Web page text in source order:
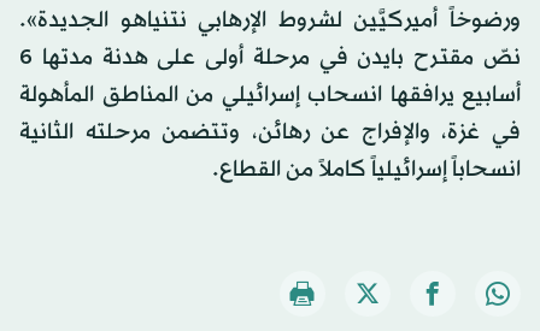
ورضوخاً أميركيَّين لشروط الإرهابي نتنياهو الجديدة».
نصّ مقترح بايدن في مرحلة أولى على هدنة مدتها 6
أسابيع يرافقها انسحاب إسرائيلي من المناطق المأهولة
في غزة، والإفراج عن رهائن، وتتضمن مرحلته الثانية
انسحاباً إسرائيلياً كاملاً من القطاع.